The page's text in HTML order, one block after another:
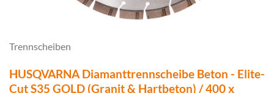
Trennscheiben
HUSQVARNA Diamanttrennscheibe Beton - Elite-
Cut S35 GOLD (Granit & Hartbeton) / 400 x